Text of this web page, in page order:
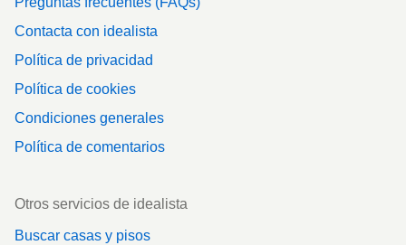
Contacta con idealista
Política de privacidad
Política de cookies
Condiciones generales
Política de comentarios
Otros servicios de idealista
Buscar casas y pisos